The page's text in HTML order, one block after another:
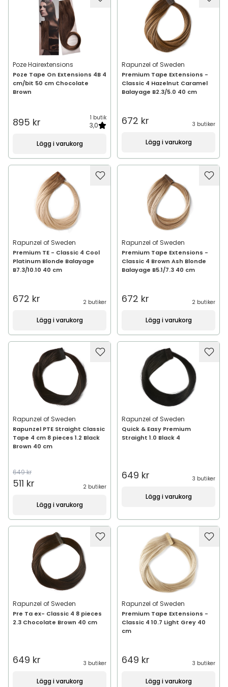
Poze Hairextensions
Poze Tape On Extensions 4B 4
cm/bit 50 cm Chocolate
Brown
895 kr 1 butik
3,0
Lägg i varukorg
Rapunzel of Sweden
Premium Tape Extensions -
Classic 4 Hazelnut Caramel
Balayage B2.3/5.0 40 cm
672 kr 3 butiker
Lägg i varukorg
Rapunzel of Sweden
Premium TE - Classic 4 Cool
Platinum Blonde Balayage
B7.3/10.10 40 cm
672 kr 2 butiker
Lägg i varukorg
Rapunzel of Sweden
Premium Tape Extensions -
Classic 4 Brown Ash Blonde
Balayage B5.1/7.3 40 cm
672 kr 2 butiker
Lägg i varukorg
Rapunzel of Sweden
Rapunzel PTE Straight Classic
Tape 4 cm 8 pieces 1.2 Black
Brown 40 cm
649 kr
511 kr 2 butiker
Lägg i varukorg
Rapunzel of Sweden
Quick & Easy Premium
Straight 1.0 Black 4
649 kr 3 butiker
Lägg i varukorg
Rapunzel of Sweden
Pre Ta ex- Classic 4 8 pieces
2.3 Chocolate Brown 40 cm
649 kr 3 butiker
Lägg i varukorg
Rapunzel of Sweden
Premium Tape Extensions -
Classic 4 10.7 Light Grey 40
cm
649 kr 3 butiker
Lägg i varukorg